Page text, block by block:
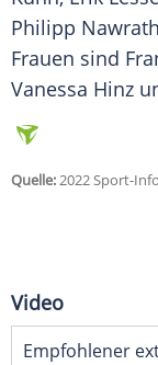
Philipp
Frauen sind
Vanessa Hinz
Quelle:2022 Sport-
Video
Empfohlener